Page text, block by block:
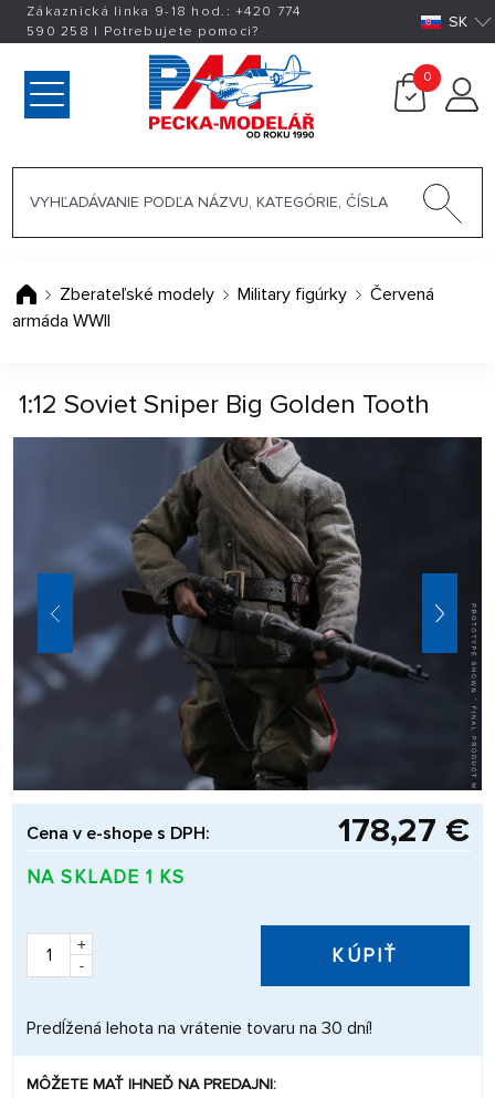
Zákaznická linka 9-18 hod.:+420 774
590 258 | Potrebujete pomoci? SK
0
Zberateľské modely Military figúrky
Červená
armáda WWII
1:12 Soviet Sniper Big Golden Tooth
Cena v e-shope s DPH: 178,27 €
NA SKLADE 1 KS
+
-
KÚPIŤ
Predĺžená lehota na vrátenie tovaru na 30 dní!
MÔŽETE MAŤ IHNEĎ NA PREDAJNI: